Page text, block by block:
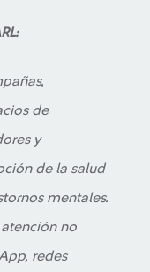
de
y
de la salud
mentales.
no
redes